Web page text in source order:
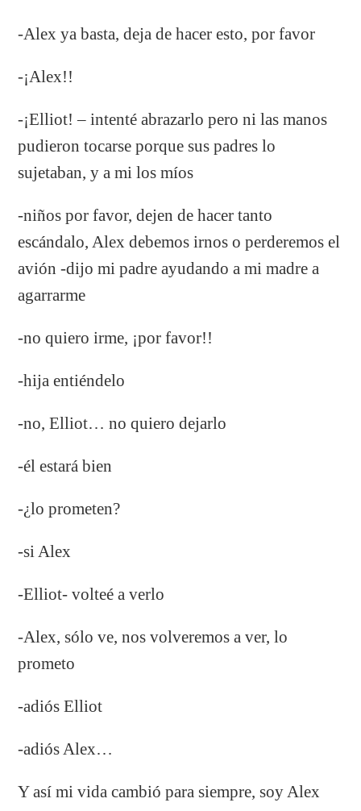
-Alex ya basta, deja de hacer esto, por favor
-¡Alex!!
-¡Elliot! – intenté abrazarlo pero ni las manos
pudieron tocarse porque sus padres lo
sujetaban, y a mi los míos
-niños por favor, dejen de hacer tanto
escándalo, Alex debemos irnos o perderemos el
avión -dijo mi padre ayudando a mi madre a
agarrarme
-no quiero irme, ¡por favor!!
-hija entiéndelo
-no, Elliot… no quiero dejarlo
-él estará bien
-¿lo prometen?
-si Alex
-Elliot- volteé a verlo
-Alex, sólo ve, nos volveremos a ver, lo
prometo
-adiós Elliot
-adiós Alex…
Y así mi vida cambió para siempre, soy Alex